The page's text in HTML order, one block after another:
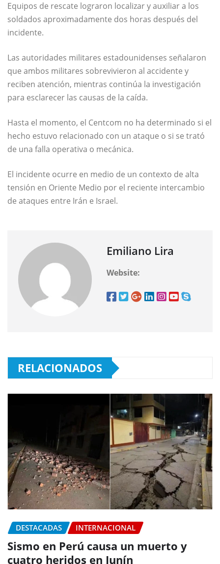
Equipos de rescate lograron localizar y auxiliar a los
soldados aproximadamente dos horas después del
incidente.
Las autoridades militares estadounidenses señalaron
que ambos militares sobrevivieron al accidente y
reciben atención, mientras continúa la investigación
para esclarecer las causas de la caída.
Hasta el momento, el Centcom no ha determinado si el
hecho estuvo relacionado con un ataque o si se trató
de una falla operativa o mecánica.
El incidente ocurre en medio de un contexto de alta
tensión en Oriente Medio por el reciente intercambio
de ataques entre Irán e Israel.
Emiliano Lira
Website:
RELACIONADOS
DESTACADAS INTERNACIONAL
Sismo en Perú causa un muerto y
cuatro heridos en Junín